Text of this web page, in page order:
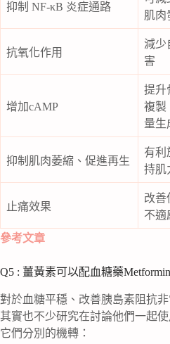
抑制 NF-κB 炎症通路
肌肉
抗氧化作用
減少
害
增加cAMP
提升
複製
量生
抑制肌肉萎縮、促進再生
有利
持肌
止痛效果
改善
不適
參考文章
Q5 : 薑黃素可以配血糖藥
對於血糖平穩、改善胰島素阻抗非
其實也不少研究在討論他們一起
它們分別的機轉：